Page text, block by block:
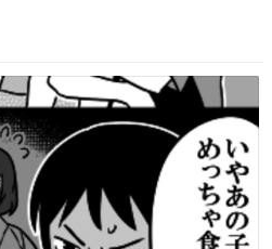
article/detail…
のケーブルが盗まれて…。廃
上がってるんですよね…」と